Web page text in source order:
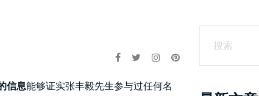
信息能够证实张丰毅先生参与过任何名